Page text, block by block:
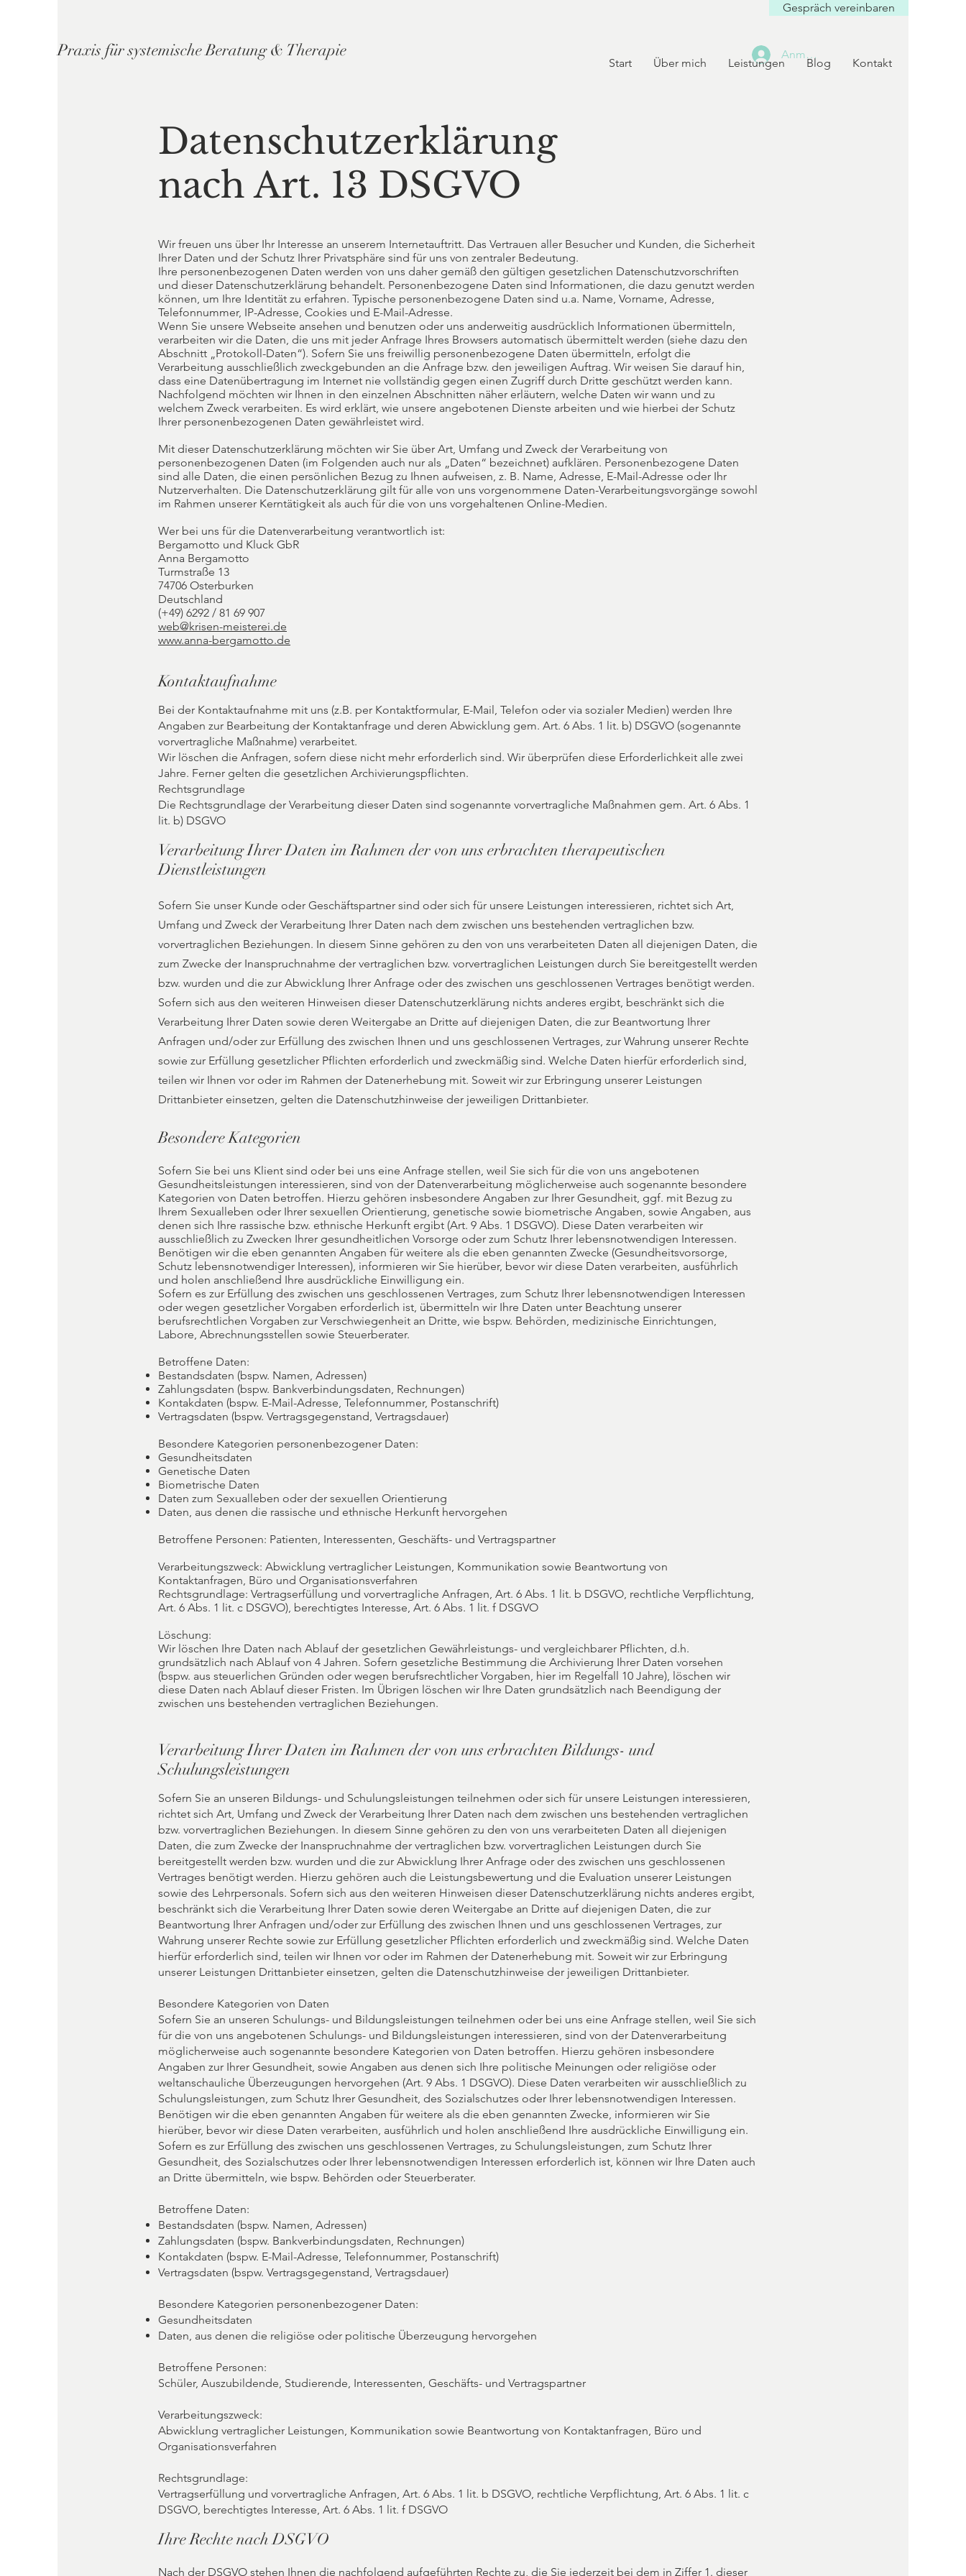
Praxis für systemische Beratung & Therapie
Gespräch vereinbaren
Start Über mich Leistungen Blog Kontakt
Anmelden
Datenschutzerklärung
nach Art. 13 DSGVO
Wir freuen uns über Ihr Interesse an unserem Internetauftritt. Das Vertrauen aller Besucher und Kunden, die Sicherheit
Ihrer Daten und der Schutz Ihrer Privatsphäre sind für uns von zentraler Bedeutung.
Ihre personenbezogenen Daten werden von uns daher gemäß den gültigen gesetzlichen Datenschutzvorschriften
und dieser Datenschutzerklärung behandelt. Personenbezogene Daten sind Informationen, die dazu genutzt werden
können, um Ihre Identität zu erfahren. Typische personenbezogene Daten sind u.a. Name, Vorname, Adresse,
Telefonnummer, IP-Adresse, Cookies und E-Mail-Adresse.
Wenn Sie unsere Webseite ansehen und benutzen oder uns anderweitig ausdrücklich Informationen übermitteln,
verarbeiten wir die Daten, die uns mit jeder Anfrage Ihres Browsers automatisch übermittelt werden (siehe dazu den
Abschnitt „Protokoll-Daten“). Sofern Sie uns freiwillig personenbezogene Daten übermitteln, erfolgt die
Verarbeitung ausschließlich zweckgebunden an die Anfrage bzw. den jeweiligen Auftrag. Wir weisen Sie darauf hin,
dass eine Datenübertragung im Internet nie vollständig gegen einen Zugriff durch Dritte geschützt werden kann.
Nachfolgend möchten wir Ihnen in den einzelnen Abschnitten näher erläutern, welche Daten wir wann und zu
welchem Zweck verarbeiten. Es wird erklärt, wie unsere angebotenen Dienste arbeiten und wie hierbei der Schutz
Ihrer personenbezogenen Daten gewährleistet wird.
Mit dieser Datenschutzerklärung möchten wir Sie über Art, Umfang und Zweck der Verarbeitung von
personenbezogenen Daten (im Folgenden auch nur als „Daten“ bezeichnet) aufklären. Personenbezogene Daten
sind alle Daten, die einen persönlichen Bezug zu Ihnen aufweisen, z. B. Name, Adresse, E-Mail-Adresse oder Ihr
Nutzerverhalten. Die Datenschutzerklärung gilt für alle von uns vorgenommene Daten-Verarbeitungsvorgänge sowohl
im Rahmen unserer Kerntätigkeit als auch für die von uns vorgehaltenen Online-Medien.
Wer bei uns für die Datenverarbeitung verantwortlich ist:
Bergamotto und Kluck GbR
Anna Bergamotto
Turmstraße 13
74706 Osterburken
Deutschland
(+49) 6292 / 81 69 907
web@krisen-meisterei.de
www.anna-bergamotto.de
Kontaktaufnahme
Bei der Kontaktaufnahme mit uns (z.B. per Kontaktformular, E-Mail, Telefon oder via sozialer Medien) werden Ihre
Angaben zur Bearbeitung der Kontaktanfrage und deren Abwicklung gem. Art. 6 Abs. 1 lit. b) DSGVO (sogenannte
vorvertragliche Maßnahme) verarbeitet.
Wir löschen die Anfragen, sofern diese nicht mehr erforderlich sind. Wir überprüfen diese Erforderlichkeit alle zwei
Jahre. Ferner gelten die gesetzlichen Archivierungspflichten.
Rechtsgrundlage
Die Rechtsgrundlage der Verarbeitung dieser Daten sind sogenannte vorvertragliche Maßnahmen gem. Art. 6 Abs. 1
lit. b) DSGVO
Verarbeitung Ihrer Daten im Rahmen der von uns erbrachten therapeutischen
Dienstleistungen
Sofern Sie unser Kunde oder Geschäftspartner sind oder sich für unsere Leistungen interessieren, richtet sich Art,
Umfang und Zweck der Verarbeitung Ihrer Daten nach dem zwischen uns bestehenden vertraglichen bzw.
vorvertraglichen Beziehungen. In diesem Sinne gehören zu den von uns verarbeiteten Daten all diejenigen Daten, die
zum Zwecke der Inanspruchnahme der vertraglichen bzw. vorvertraglichen Leistungen durch Sie bereitgestellt werden
bzw. wurden und die zur Abwicklung Ihrer Anfrage oder des zwischen uns geschlossenen Vertrages benötigt werden.
Sofern sich aus den weiteren Hinweisen dieser Datenschutzerklärung nichts anderes ergibt, beschränkt sich die
Verarbeitung Ihrer Daten sowie deren Weitergabe an Dritte auf diejenigen Daten, die zur Beantwortung Ihrer
Anfragen und/oder zur Erfüllung des zwischen Ihnen und uns geschlossenen Vertrages, zur Wahrung unserer Rechte
sowie zur Erfüllung gesetzlicher Pflichten erforderlich und zweckmäßig sind. Welche Daten hierfür erforderlich sind,
teilen wir Ihnen vor oder im Rahmen der Datenerhebung mit. Soweit wir zur Erbringung unserer Leistungen
Drittanbieter einsetzen, gelten die Datenschutzhinweise der jeweiligen Drittanbieter.
Besondere Kategorien
Sofern Sie bei uns Klient sind oder bei uns eine Anfrage stellen, weil Sie sich für die von uns angebotenen
Gesundheitsleistungen interessieren, sind von der Datenverarbeitung möglicherweise auch sogenannte besondere
Kategorien von Daten betroffen. Hierzu gehören insbesondere Angaben zur Ihrer Gesundheit, ggf. mit Bezug zu
Ihrem Sexualleben oder Ihrer sexuellen Orientierung, genetische sowie biometrische Angaben, sowie Angaben, aus
denen sich Ihre rassische bzw. ethnische Herkunft ergibt (Art. 9 Abs. 1 DSGVO). Diese Daten verarbeiten wir
ausschließlich zu Zwecken Ihrer gesundheitlichen Vorsorge oder zum Schutz Ihrer lebensnotwendigen Interessen.
Benötigen wir die eben genannten Angaben für weitere als die eben genannten Zwecke (Gesundheitsvorsorge,
Schutz lebensnotwendiger Interessen), informieren wir Sie hierüber, bevor wir diese Daten verarbeiten, ausführlich
und holen anschließend Ihre ausdrückliche Einwilligung ein.
Sofern es zur Erfüllung des zwischen uns geschlossenen Vertrages, zum Schutz Ihrer lebensnotwendigen Interessen
oder wegen gesetzlicher Vorgaben erforderlich ist, übermitteln wir Ihre Daten unter Beachtung unserer
berufsrechtlichen Vorgaben zur Verschwiegenheit an Dritte, wie bspw. Behörden, medizinische Einrichtungen,
Labore, Abrechnungsstellen sowie Steuerberater.
Betroffene Daten:
Bestandsdaten (bspw. Namen, Adressen)
Zahlungsdaten (bspw. Bankverbindungsdaten, Rechnungen)
Kontakdaten (bspw. E-Mail-Adresse, Telefonnummer, Postanschrift)
Vertragsdaten (bspw. Vertragsgegenstand, Vertragsdauer)
Besondere Kategorien personenbezogener Daten:
Gesundheitsdaten
Genetische Daten
Biometrische Daten
Daten zum Sexualleben oder der sexuellen Orientierung
Daten, aus denen die rassische und ethnische Herkunft hervorgehen
Betroffene Personen: Patienten, Interessenten, Geschäfts- und Vertragspartner
Verarbeitungszweck: Abwicklung vertraglicher Leistungen, Kommunikation sowie Beantwortung von
Kontaktanfragen, Büro und Organisationsverfahren
Rechtsgrundlage: Vertragserfüllung und vorvertragliche Anfragen, Art. 6 Abs. 1 lit. b DSGVO, rechtliche Verpflichtung,
Art. 6 Abs. 1 lit. c DSGVO), berechtigtes Interesse, Art. 6 Abs. 1 lit. f DSGVO
Löschung:
Wir löschen Ihre Daten nach Ablauf der gesetzlichen Gewährleistungs- und vergleichbarer Pflichten, d.h.
grundsätzlich nach Ablauf von 4 Jahren. Sofern gesetzliche Bestimmung die Archivierung Ihrer Daten vorsehen
(bspw. aus steuerlichen Gründen oder wegen berufsrechtlicher Vorgaben, hier im Regelfall 10 Jahre), löschen wir
diese Daten nach Ablauf dieser Fristen. Im Übrigen löschen wir Ihre Daten grundsätzlich nach Beendigung der
zwischen uns bestehenden vertraglichen Beziehungen.
Verarbeitung Ihrer Daten im Rahmen der von uns erbrachten Bildungs- und
Schulungsleistungen
Sofern Sie an unseren Bildungs- und Schulungsleistungen teilnehmen oder sich für unsere Leistungen interessieren,
richtet sich Art, Umfang und Zweck der Verarbeitung Ihrer Daten nach dem zwischen uns bestehenden vertraglichen
bzw. vorvertraglichen Beziehungen. In diesem Sinne gehören zu den von uns verarbeiteten Daten all diejenigen
Daten, die zum Zwecke der Inanspruchnahme der vertraglichen bzw. vorvertraglichen Leistungen durch Sie
bereitgestellt werden bzw. wurden und die zur Abwicklung Ihrer Anfrage oder des zwischen uns geschlossenen
Vertrages benötigt werden. Hierzu gehören auch die Leistungsbewertung und die Evaluation unserer Leistungen
sowie des Lehrpersonals. Sofern sich aus den weiteren Hinweisen dieser Datenschutzerklärung nichts anderes ergibt,
beschränkt sich die Verarbeitung Ihrer Daten sowie deren Weitergabe an Dritte auf diejenigen Daten, die zur
Beantwortung Ihrer Anfragen und/oder zur Erfüllung des zwischen Ihnen und uns geschlossenen Vertrages, zur
Wahrung unserer Rechte sowie zur Erfüllung gesetzlicher Pflichten erforderlich und zweckmäßig sind. Welche Daten
hierfür erforderlich sind, teilen wir Ihnen vor oder im Rahmen der Datenerhebung mit. Soweit wir zur Erbringung
unserer Leistungen Drittanbieter einsetzen, gelten die Datenschutzhinweise der jeweiligen Drittanbieter.
Besondere Kategorien von Daten
Sofern Sie an unseren Schulungs- und Bildungsleistungen teilnehmen oder bei uns eine Anfrage stellen, weil Sie sich
für die von uns angebotenen Schulungs- und Bildungsleistungen interessieren, sind von der Datenverarbeitung
möglicherweise auch sogenannte besondere Kategorien von Daten betroffen. Hierzu gehören insbesondere
Angaben zur Ihrer Gesundheit, sowie Angaben aus denen sich Ihre politische Meinungen oder religiöse oder
weltanschauliche Überzeugungen hervorgehen (Art. 9 Abs. 1 DSGVO). Diese Daten verarbeiten wir ausschließlich zu
Schulungsleistungen, zum Schutz Ihrer Gesundheit, des Sozialschutzes oder Ihrer lebensnotwendigen Interessen.
Benötigen wir die eben genannten Angaben für weitere als die eben genannten Zwecke, informieren wir Sie
hierüber, bevor wir diese Daten verarbeiten, ausführlich und holen anschließend Ihre ausdrückliche Einwilligung ein.
Sofern es zur Erfüllung des zwischen uns geschlossenen Vertrages, zu Schulungsleistungen, zum Schutz Ihrer
Gesundheit, des Sozialschutzes oder Ihrer lebensnotwendigen Interessen erforderlich ist, können wir Ihre Daten auch
an Dritte übermitteln, wie bspw. Behörden oder Steuerberater.
Betroffene Daten:
Bestandsdaten (bspw. Namen, Adressen)
Zahlungsdaten (bspw. Bankverbindungsdaten, Rechnungen)
Kontakdaten (bspw. E-Mail-Adresse, Telefonnummer, Postanschrift)
Vertragsdaten (bspw. Vertragsgegenstand, Vertragsdauer)
Besondere Kategorien personenbezogener Daten:
Gesundheitsdaten
Daten, aus denen die religiöse oder politische Überzeugung hervorgehen
Betroffene Personen:
Schüler, Auszubildende, Studierende, Interessenten, Geschäfts- und Vertragspartner
Verarbeitungszweck:
Abwicklung vertraglicher Leistungen, Kommunikation sowie Beantwortung von Kontaktanfragen, Büro und
Organisationsverfahren
Rechtsgrundlage:
Vertragserfüllung und vorvertragliche Anfragen, Art. 6 Abs. 1 lit. b DSGVO, rechtliche Verpflichtung, Art. 6 Abs. 1 lit. c
DSGVO, berechtigtes Interesse, Art. 6 Abs. 1 lit. f DSGVO
Ihre Rechte nach DSGVO
Nach der DSGVO stehen Ihnen die nachfolgend aufgeführten Rechte zu, die Sie jederzeit bei dem in Ziffer 1. dieser